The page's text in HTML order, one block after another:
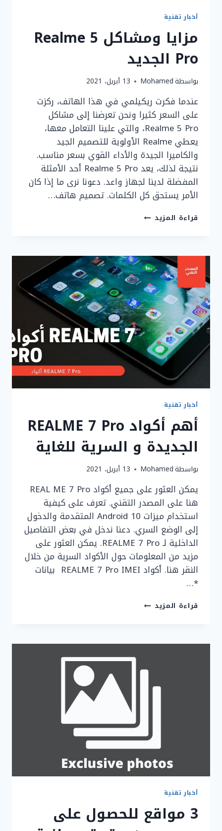
أخبار تقنية
مزايا ومشاكل Realme 5
Pro الجديد
بواسطةMohamed 13 أبريل، 2021
عندما فكرت ريكيلمي في هذا الهاتف، ركزت
على السعر كثيرا ونحن تعرضنا إلى مشاكل
Realme 5 Pro، والتي علينا التعامل معها،
يعطي Realme الأولوية للتصميم الجيد
والكاميرا الجيدة والأداء القوي بسعر مناسب.
نتيجة لذلك، يعد Realme 5 Pro أحد الأمثلة
المفضلة لدينا لجهاز واعد. دعونا نرى ما إذا كان
الأمر يستحق كل الكلمات. تصميم هاتف…
قراءة المزيد مزايا
PRO
الجديد
أخبار تقنية
أهم أكواد REALME 7 Pro
الجديدة و السرية للغاية
بواسطةMohamed 13 أبريل، 2021
يمكن العثور على جميع أكواد REAL ME 7 Pro
هنا على المصدر التقني. تعرف على كيفية
استخدام ميزات Android 10 المتقدمة والدخول
إلى الوضع السري. دعنا ندخل في بعض التفاصيل
الداخلية لـ REALME 7 Pro. يمكن العثور على
مزيد من المعلومات حول الأكواد السرية من خلال
النقر هنا. أكواد REALME 7 Pro IMEI بيانات
*…
قراءة المزيد أهم
PRO
الجديدة
للغاية
أخبار تقنية
3 مواقع للحصول على